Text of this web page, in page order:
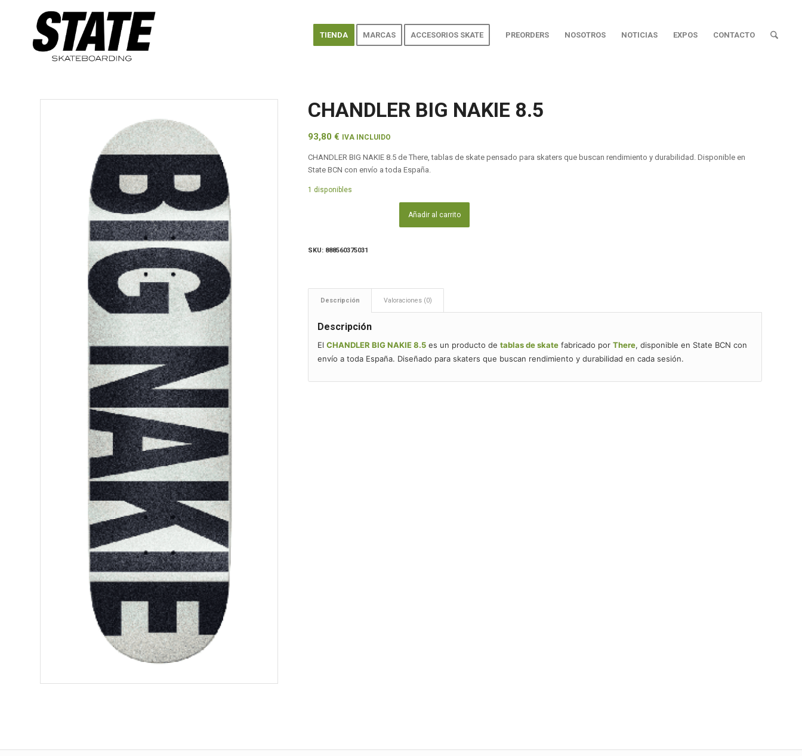
TIENDA MARCAS ACCESORIOS SKATE PREORDERS NOSOTROS NOTICIAS EXPOS CONTACTO
CHANDLER BIG NAKIE 8.5
93,80€ IVA INCLUIDO
CHANDLER BIG NAKIE 8.5 de There, tablas de skate pensado para skaters que buscan rendimiento y durabilidad. Disponible en
State BCN con envío a toda España.
1 disponibles
Añadir al carrito
SKU: 888560375031
Descripción Valoraciones (0)
Descripción
ElCHANDLER BIG NAKIE 8.5 es un producto detablas de skate fabricado porThere, disponible en State BCN con
envío a toda España. Diseñado para skaters que buscan rendimiento y durabilidad en cada sesión.